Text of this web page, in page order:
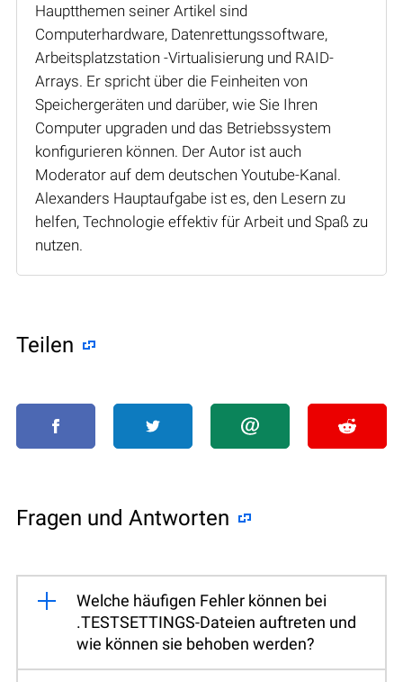
Hauptthemen seiner Artikel sind
Computerhardware, Datenrettungssoftware,
Arbeitsplatzstation -Virtualisierung und RAID-
Arrays. Er spricht über die Feinheiten von
Speichergeräten und darüber, wie Sie Ihren
Computer upgraden und das Betriebssystem
konfigurieren können. Der Autor ist auch
Moderator auf dem deutschen Youtube-Kanal.
Alexanders Hauptaufgabe ist es, den Lesern zu
helfen, Technologie effektiv für Arbeit und Spaß zu
nutzen.
Teilen
Fragen und Antworten
Welche häufigen Fehler können bei
.TESTSETTINGS-Dateien auftreten und
wie können sie behoben werden?